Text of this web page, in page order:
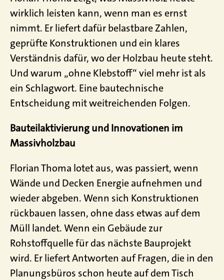
wirklich leisten kann, wenn man es ernst
nimmt. Er liefert dafür belastbare Zahlen,
geprüfte Konstruktionen und ein klares
Verständnis dafür, wo der Holzbau heute steht.
Und warum „ohne Klebstoff“ viel mehr ist als
ein Schlagwort. Eine bautechnische
Entscheidung mit weitreichenden Folgen.
Bauteilaktivierung und Innovationen im
Massivholzbau
Florian Thoma lotet aus, was passiert, wenn
Wände und Decken Energie aufnehmen und
wieder abgeben. Wenn sich Konstruktionen
rückbauen lassen, ohne dass etwas auf dem
Müll landet. Wenn ein Gebäude zur
Rohstoffquelle für das nächste Bauprojekt
wird. Er liefert Antworten auf Fragen, die in den
Planungsbüros schon heute auf dem Tisch